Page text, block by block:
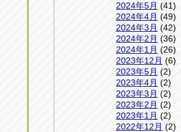
2024年5月 (41)
2024年4月 (49)
2024年3月 (42)
2024年2月 (36)
2024年1月 (26)
2023年12月 (6)
2023年5月 (2)
2023年4月 (2)
2023年3月 (2)
2023年2月 (2)
2023年1月 (2)
2022年12月 (2)